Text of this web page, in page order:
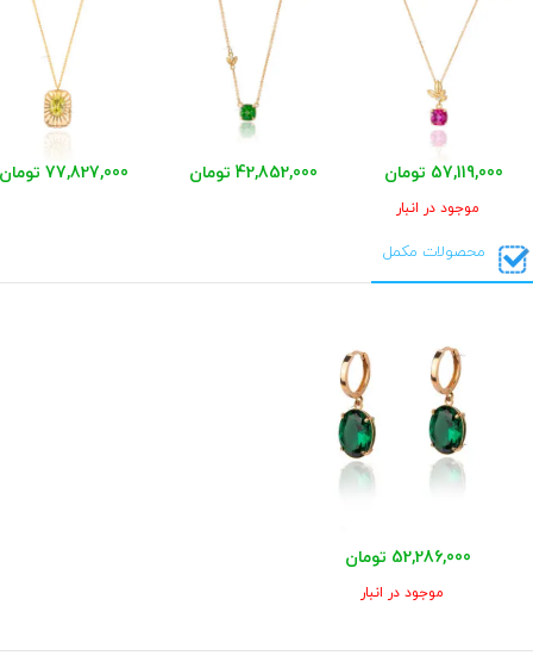
57,119,000 تومان
موجود در انبار
42,852,000 تومان 77,827,000 تومان
محصولات مکمل
52,286,000 تومان
موجود در انبار